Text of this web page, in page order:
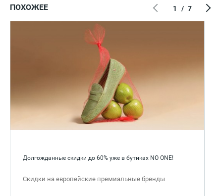
ПОХОЖЕЕ
Долгожданные скидки до 60% уже в бутиках NO ONE!
Скидки на европейские премиальные бренды
1 / 7